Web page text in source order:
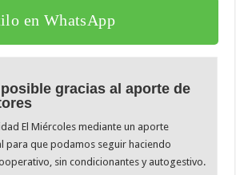
en WhatsApp
gracias al aporte de
El Miércoles mediante un aporte
para que podamos seguir haciendo
sin condicionantes y autogestivo.